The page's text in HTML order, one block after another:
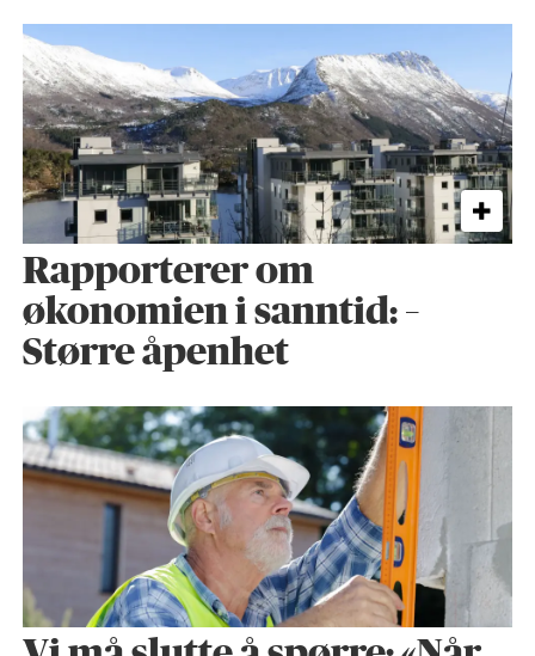
Rapporterer om
økonomien i sanntid: –
Større åpenhet